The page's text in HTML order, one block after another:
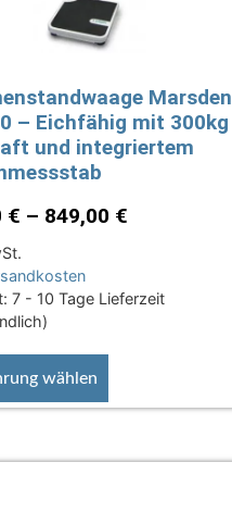
Marsden
– Eichfähig mit 300kg
und integriertem
€ – 849,00 €
7 - 10 Tage Lieferzeit
wählen